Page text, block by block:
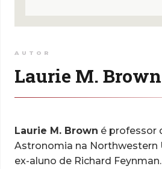
AUTOR
Laurie M. Brown
Laurie M. Brown é professor
Astronomia na Northwestern
ex-aluno de Richard